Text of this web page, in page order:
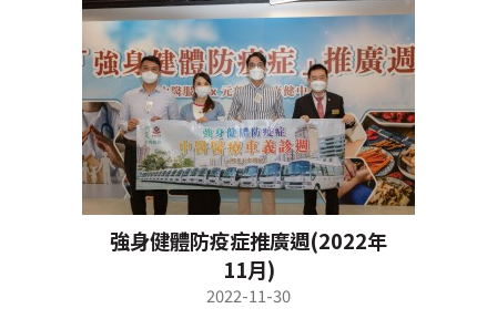
強身健體防疫症推廣週(2022年
11月)
2022-11-30